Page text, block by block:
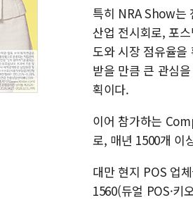
특히 NRA Show는
산업 전시회로, 포
도와 시장 점유율을
받을 만큼 큰 관심
획이다.
이어 참가하는
로, 매년 1500개 이
대만 현지 POS 업
1560(듀얼 POS·키